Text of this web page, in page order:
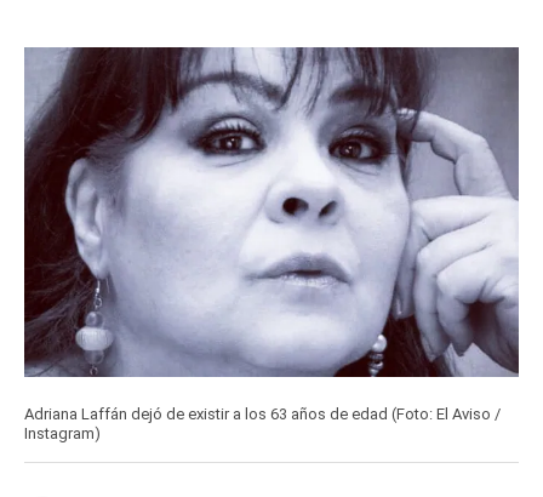
Adriana Laffán dejó de existir a los 63 años de edad (Foto: El Aviso /
Instagram)